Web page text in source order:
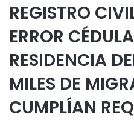
REGISTRO
ERROR
RESIDENCIA
MILES DE
CUMPLÍAN